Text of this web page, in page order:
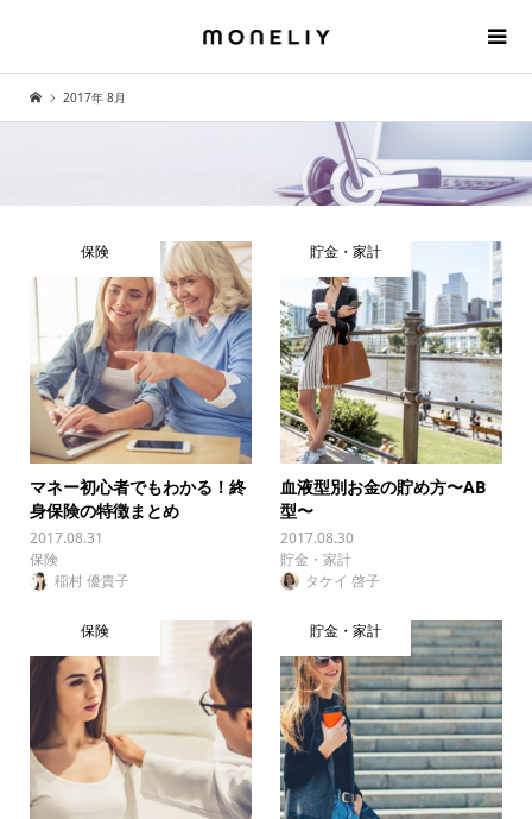
2017年 8月
保険
マネー初心者でもわかる！終
身保険の特徴まとめ
2017.08.31
保険
稲村 優貴子
貯金・家計
血液型別お金の貯め方〜AB
型〜
2017.08.30
貯金・家計
タケイ 啓子
保険 貯金・家計